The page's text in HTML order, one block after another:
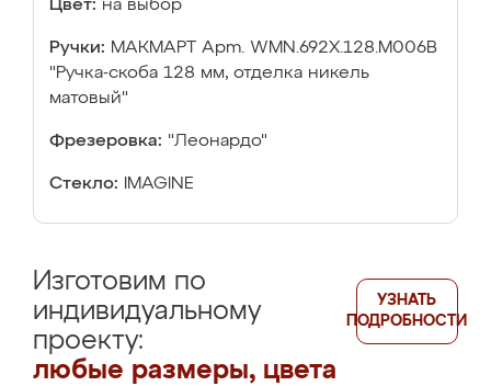
Цвет: на выбор
Ручки: МАКМАРТ Apm. WMN.692X.128.М006В
"Ручка-скоба 128 мм, отделка никель
матовый"
Фрезеровка: "Леонардо"
Стекло: IMAGINE
Изготовим по
индивидуальному
проекту:
любые размеры, цвета
УЗНАТЬ
ПОДРОБНОСТИ